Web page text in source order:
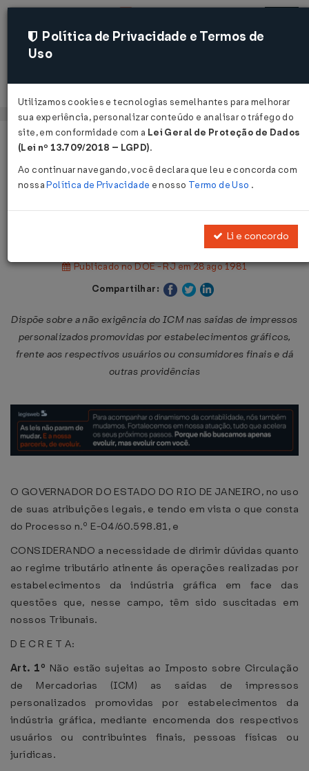
Acessar
Página Inicial
Legislações
Decreto nº 4.482 de 27/08/1981
Publicado no DOE - RJ em 28 ago 1981
Compartilhar:
Dispõe sobre a não exigência do ICM nas saídas de impressos
personalizados promovidas por estabelecimentos gráficos,
frente aos respectivos usuários ou consumidores finais e dá
outras providências
O GOVERNADOR DO ESTADO DO RIO DE JANEIRO, no uso
de suas atribuições legais, e tendo em vista o que consta
do Processo n.º E-04/60.598.81, e
CONSIDERANDO a necessidade de dirimir dúvidas quanto
ao regime tributário atinente ás operações realizadas por
estabelecimentos da indústria gráfica em face das
questões que, nesse campo, têm sido suscitadas em
nossos Tribunais.
D E C R E T A:
Art. 1º Não estão sujeitas ao Imposto sobre Circulação
de Mercadorias (ICM) as saídas de impressos
personalizados promovidas por estabelecimentos da
indústria gráfica, mediante encomenda dos respectivos
usuários ou contribuintes finais, pessoas físicas ou
jurídicas.
Política de Privacidade e Termos de
Uso
Utilizamos cookies e tecnologias semelhantes para melhorar
sua experiência, personalizar conteúdo e analisar o tráfego do
site, em conformidade com a Lei Geral de Proteção de Dados
(Lei nº 13.709/2018 – LGPD).
Ao continuar navegando, você declara que leu e concorda com
nossaPolítica de Privacidade e nosso Termo de Uso .
Li e concordo